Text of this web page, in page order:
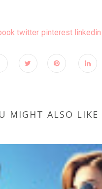
twitter pinterest linkedin
MIGHT ALSO LIKE